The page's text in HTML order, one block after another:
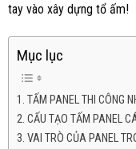
tay vào xây dựng tổ ấm!
Mục lục
TẤM PANEL THI CÔNG
CẤU TẠO TẤM PANEL
VAI TRÒ CỦA PANEL